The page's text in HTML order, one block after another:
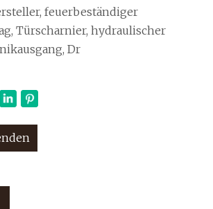
feuerbeständiger
Türscharnier, hydraulischer
Dr